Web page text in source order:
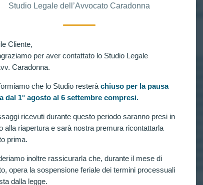
Studio Legale dell’Avvocato Caradonna
Cliente,
per aver contattato lo Studio Legale
Caradonna.
che lo Studio resterà chiuso per la pausa
dal 1° agosto al 6 settembre compresi.
ricevuti durante questo periodo saranno presi in
alla riapertura e sarà nostra premura ricontattarla
prima.
inoltre rassicurarla che, durante il mese di
opera la sospensione feriale dei termini processuali
dalla legge.
(<0.12 sec) (COD. 60)".
per la seguente causa
CONCORSI
NUOVE
DELLA
Concorso
vittoria al TAR
verificazione
Cheratocono,
di sintesi: 3
esclusi dal